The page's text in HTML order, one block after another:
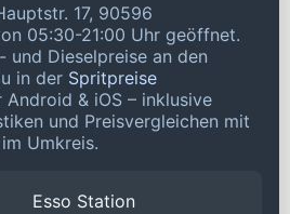
17, 90596
05:30-21:00 Uhr geöffnet.
und Dieselpreise an den
in der Spritpreise
Android & iOS – inklusive
und Preisvergleichen mit
Umkreis.
Esso Station